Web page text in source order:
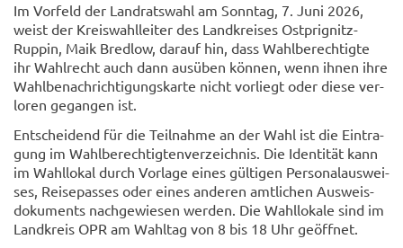
Im Vor­feld der Land­rats­wahl am Sonn­tag, 7. Juni 2026,
weist der Kreis­wahl­lei­ter des Land­krei­ses Ostprignitz-​
Ruppin, Maik Bred­low, dar­auf hin, dass Wahl­be­rech­tig­te
ihr Wahl­recht auch dann aus­üben kön­nen, wenn ihnen ihre
Wahl­be­nach­rich­ti­gungs­kar­te nicht vor­liegt oder diese ver­
lo­ren ge­gan­gen ist.
Ent­schei­dend für die Teil­nah­me an der Wahl ist die Ein­tra­
gung im Wahl­be­rech­tig­ten­ver­zeich­nis. Die Iden­ti­tät kann
im Wahl­lo­kal durch Vor­la­ge eines gül­ti­gen Per­so­nal­aus­wei­
ses, Rei­se­pas­ses oder eines an­de­ren amt­li­chen Aus­weis­
do­ku­ments nach­ge­wie­sen wer­den. Die Wahl­lo­ka­le sind im
Land­kreis OPR am Wahl­tag von 8 bis 18 Uhr ge­öff­net.